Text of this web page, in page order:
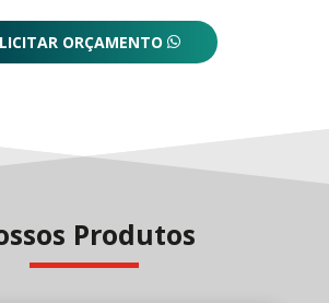
ORÇAMENTO
Produtos